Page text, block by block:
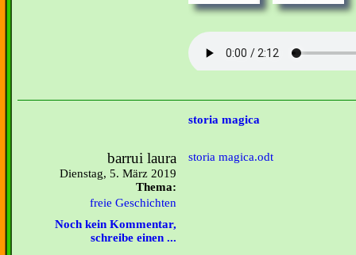
storia magica
barrui laura
Dienstag, 5. März 2019
Thema:
freie Geschichten
Noch kein Kommentar,
schreibe einen ...
storia magica.odt